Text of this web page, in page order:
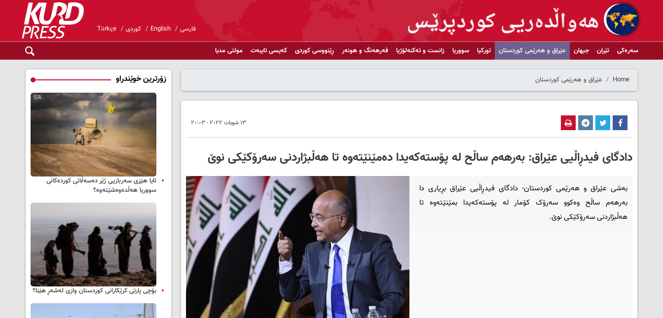
فارسی English کوردی Türkçe
سەرەکی ئێران جیهان عێراق و هەرێمی کوردستان تورکیا سووریا زانست و تەکنەلۆژیا فەرهەنگ و هونەر ڕێنووسی کوردی کەیسی تایبەت مولتی مدیا
Home عێراق و هەرێمی کوردستان
١٣ شوبات ٢٠٢٢ - ٢٠:٠٣
دادگای فیدڕاڵیی عێراق: بەرهەم ساڵح له‌ پۆسته‌که‌یدا دەمێنێتەوە تا هه‌ڵبژاردنی سه‌رۆکێکی نوێ
بەشی عێراق و هەرێمی کوردستان- دادگای فیدڕاڵیی عێراق بڕیاری دا
بەرهەم ساڵح وەکوو سه‌رۆک کۆمار له‌ پۆسته‌که‌یدا بمێنێته‌وه‌ تا
هه‌ڵبژاردنی سه‌رۆکێکی نوێ.
زۆرترین خوێندراو
ئایا هێزی سەربازیی ژێر دەسەڵاتی کوردەکانی
سووریا هەڵدەوەشێتەوە؟
بۆچی پارتی کرێکارانی کوردستان وازی لەشەڕ هێنا؟